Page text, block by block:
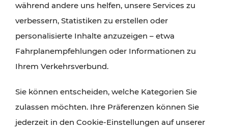
während andere uns helfen, unsere Services zu
verbessern, Statistiken zu erstellen oder
personalisierte Inhalte anzuzeigen – etwa
Fahrplanempfehlungen oder Informationen zu
Ihrem Verkehrsverbund.
Sie können entscheiden, welche Kategorien Sie
zulassen möchten. Ihre Präferenzen können Sie
jederzeit in den Cookie-Einstellungen auf unserer